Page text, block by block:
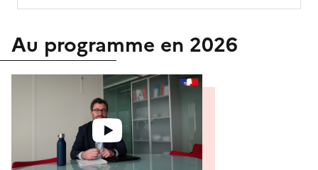
Au programme en 2026